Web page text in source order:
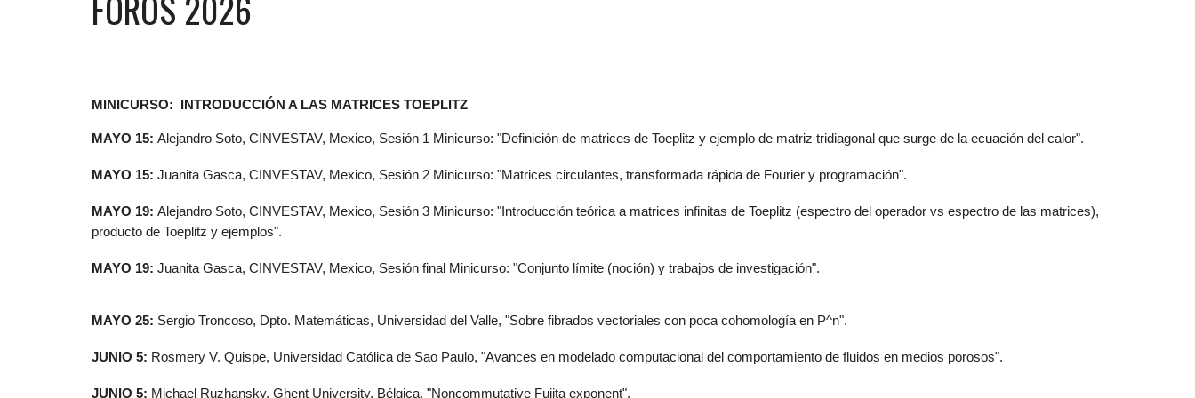
MINICURSO: INTRODUCCIÓN A LAS MATRICES TOEPLITZ
MAYO 15: Alejandro Soto, CINVESTAV, Mexico, Sesión 1 Minicurso: "Definición de matrices de Toeplitz y ejemplo de matriz tridiagonal que surge de la ecuación del calor".
MAYO 15: Juanita Gasca, CINVESTAV, Mexico, Sesión 2 Minicurso: "Matrices circulantes, transformada rápida de Fourier y programación".
MAYO 19: Alejandro Soto, CINVESTAV, Mexico, Sesión 3 Minicurso: "Introducción teórica a matrices infinitas de Toeplitz (espectro del operador vs espectro de las matrices),
producto de Toeplitz y ejemplos".
MAYO 19: Juanita Gasca, CINVESTAV, Mexico, Sesión final Minicurso: "Conjunto límite (noción) y trabajos de investigación".
MAYO 25: Sergio Troncoso, Dpto. Matemáticas, Universidad del Valle, "Sobre fibrados vectoriales con poca cohomología en P^n".
JUNIO 5: Rosmery V. Quispe, Universidad Católica de Sao Paulo, "Avances en modelado computacional del comportamiento de fluidos en medios porosos".
JUNIO 5: Michael Ruzhansky, Ghent University, Bélgica, "Noncommutative Fujita exponent".